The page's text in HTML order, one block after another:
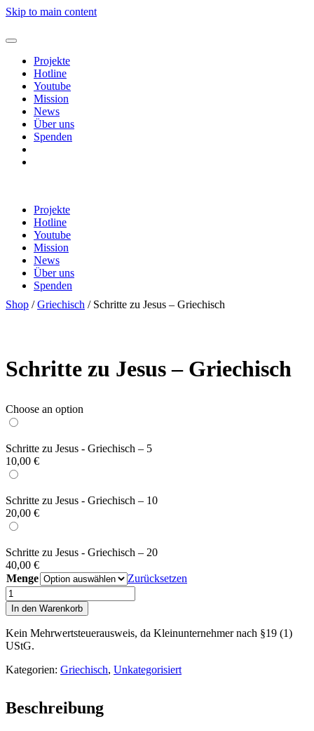
Skip to main content
Projekte
Hotline
Youtube
Mission
News
Über uns
Spenden
Projekte
Hotline
Youtube
Mission
News
Über uns
Spenden
Shop
Shop /Griechisch / Schritte zu Jesus – Griechisch
Schritte zu Jesus – Griechisch
Choose an option
Schritte zu Jesus - Griechisch – 5
10,00 €
Schritte zu Jesus - Griechisch – 10
20,00 €
Schritte zu Jesus - Griechisch – 20
40,00 €
Menge
Zurücksetzen
Schritte
zu
Jesus
-
Griechisch
In den Warenkorb
Kein Mehrwertsteuerausweis, da Kleinunternehmer nach §19 (1)
UStG.
Kategorien: Griechisch, Unkategorisiert
Beschreibung